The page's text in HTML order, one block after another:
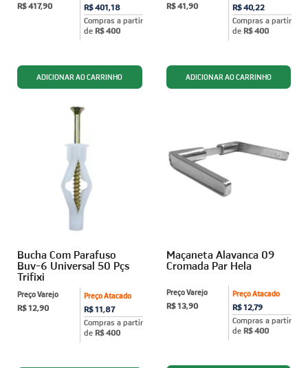
R$ 401,18
Compras a partir
de R$ 400
R$ 417,90
R$ 40,22
Compras a partir
de R$ 400
R$ 41,90
Bucha Com Parafuso
Buv-6 Universal 50 Pçs
Trifixi
Preço Atacado
R$ 11,87
Compras a partir
de R$ 400
Preço Varejo
R$ 12,90
Maçaneta Alavanca 09
Cromada Par Hela
Preço Atacado
R$ 12,79
Compras a partir
de R$ 400
Preço Varejo
R$ 13,90